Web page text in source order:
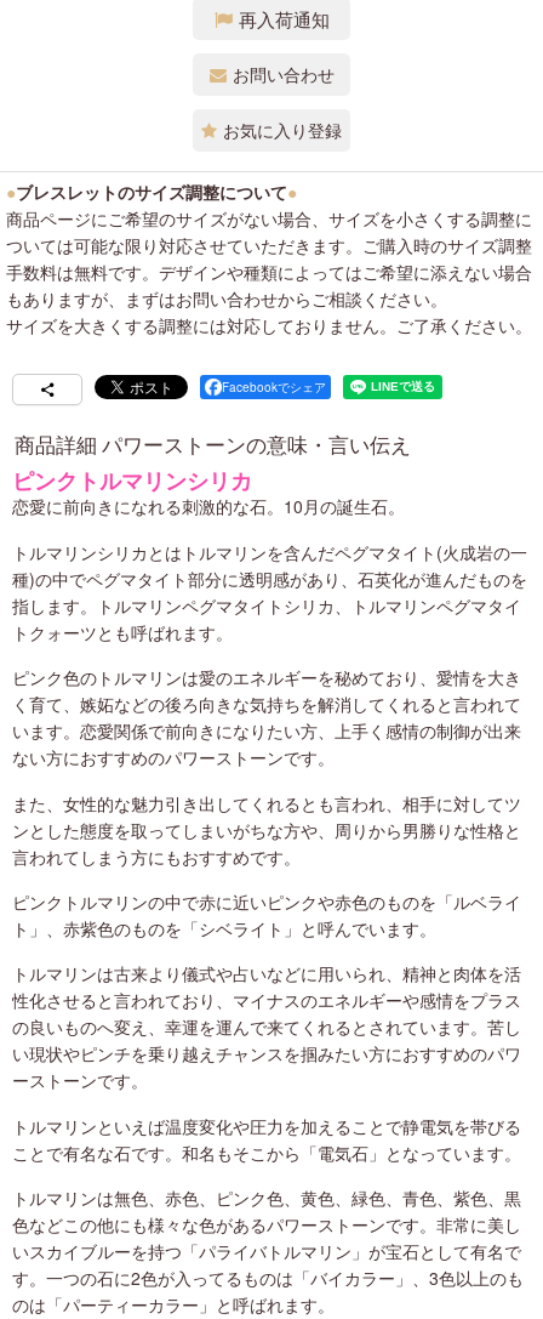
再入荷通知
お問い合わせ
お気に入り登録
●ブレスレットのサイズ調整について●
商品ページにご希望のサイズがない場合、サイズを小さくする調整に
ついては可能な限り対応させていただきます。ご購入時のサイズ調整
手数料は無料です。デザインや種類によってはご希望に添えない場合
もありますが、まずはお問い合わせからご相談ください。
サイズを大きくする調整には対応しておりません。ご了承ください。
Facebookでシェア
商品詳細 パワーストーンの意味・言い伝え
ピンクトルマリンシリカ
恋愛に前向きになれる刺激的な石。10月の誕生石。
トルマリンシリカとはトルマリンを含んだペグマタイト(火成岩の一
種)の中でペグマタイト部分に透明感があり、石英化が進んだものを
指します。トルマリンペグマタイトシリカ、トルマリンペグマタイ
トクォーツとも呼ばれます。
ピンク色のトルマリンは愛のエネルギーを秘めており、愛情を大き
く育て、嫉妬などの後ろ向きな気持ちを解消してくれると言われて
います。恋愛関係で前向きになりたい方、上手く感情の制御が出来
ない方におすすめのパワーストーンです。
また、女性的な魅力引き出してくれるとも言われ、相手に対してツ
ンとした態度を取ってしまいがちな方や、周りから男勝りな性格と
言われてしまう方にもおすすめです。
ピンクトルマリンの中で赤に近いピンクや赤色のものを「ルベライ
ト」、赤紫色のものを「シベライト」と呼んでいます。
トルマリンは古来より儀式や占いなどに用いられ、精神と肉体を活
性化させると言われており、マイナスのエネルギーや感情をプラス
の良いものへ変え、幸運を運んで来てくれるとされています。苦し
い現状やピンチを乗り越えチャンスを掴みたい方におすすめのパワ
ーストーンです。
トルマリンといえば温度変化や圧力を加えることで静電気を帯びる
ことで有名な石です。和名もそこから「電気石」となっています。
トルマリンは無色、赤色、ピンク色、黄色、緑色、青色、紫色、黒
色などこの他にも様々な色があるパワーストーンです。非常に美し
いスカイブルーを持つ「パライバトルマリン」が宝石として有名で
す。一つの石に2色が入ってるものは「バイカラー」、3色以上のも
のは「パーティーカラー」と呼ばれます。